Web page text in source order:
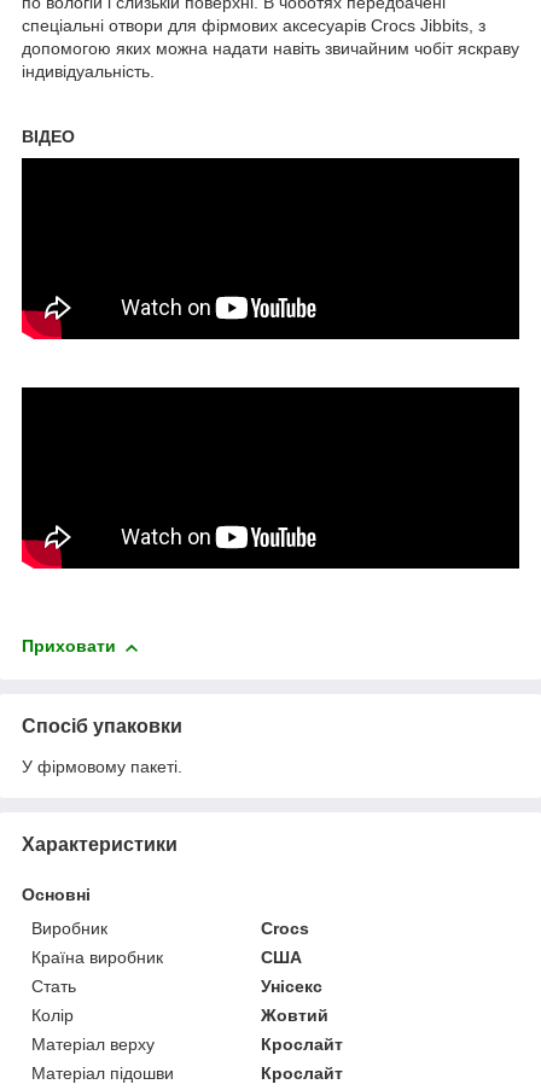
спеціальні отвори для фірмових аксесуарів Crocs Jibbits, з
допомогою яких можна надати навіть звичайним чобіт яскраву
індивідуальність.
ВІДЕО
Приховати
Спосіб упаковки
У фірмовому пакеті.
Характеристики
Основні
Виробник
Crocs
Країна виробник
США
Стать
Унісекс
Колір
Жовтий
Матеріал верху
Крослайт
Матеріал підошви
Крослайт